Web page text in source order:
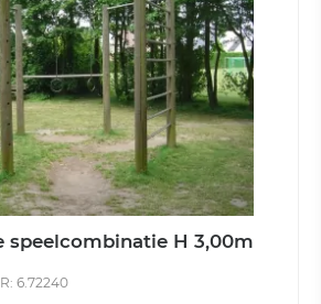
speelcombinatie H 3,00m
6.72240